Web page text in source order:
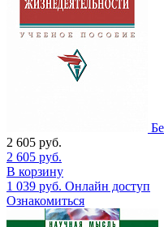
2 605 руб.
2 605 руб.
В корзину
1 039 руб. Онлайн доступ
Ознакомиться